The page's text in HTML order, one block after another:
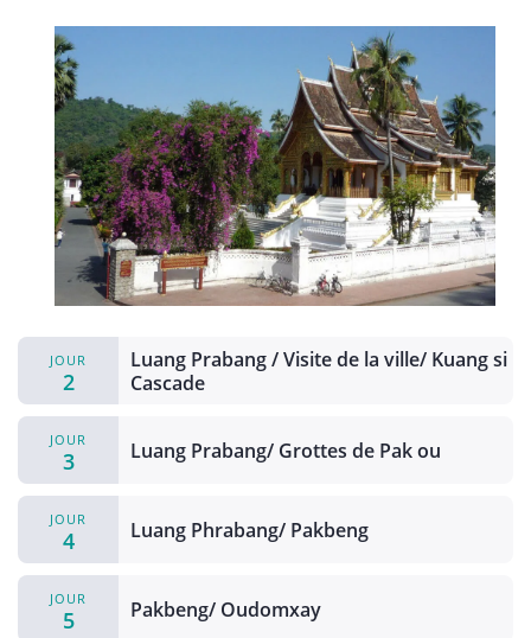
JOUR
2
Luang Prabang / Visite de la ville/ Kuang si
Cascade
JOUR
3 Luang Prabang/ Grottes de Pak ou
JOUR
4 Luang Phrabang/ Pakbeng
JOUR
5 Pakbeng/ Oudomxay